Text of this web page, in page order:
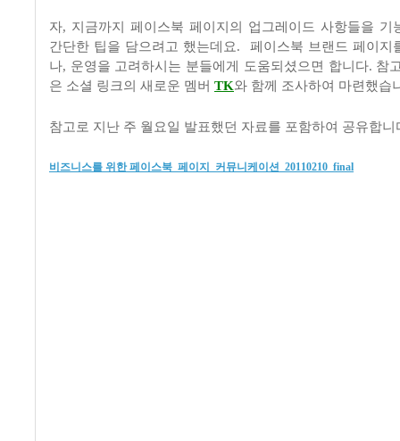
자, 지금까지 페이스북 페이지의 업그레이드 사항들을 기
간단한 팁을 담으려고 했는데요. 페이스북 브랜드 페이지
나, 운영을 고려하시는 분들에게 도움되셨으면 합니다. 참
은 소셜 링크의 새로운 멤버 TK와 함께 조사하여 마련했습
참고로 지난 주 월요일 발표했던 자료를 포함하여 공유합니
비즈니스를 위한 페이스북_페이지_커뮤니케이션_20110210_final